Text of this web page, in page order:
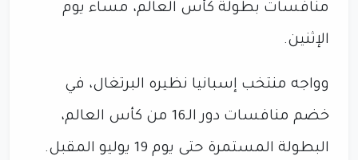
منافسات بطولة كأس العالم، مساء يوم
الإثنين.
وواجه منتخب إسبانيا نظيره البرتغال، في
خضم منافسات دور الـ16 من كأس العالم،
البطولة المستمرة حتى يوم 19 يوليو المقبل.